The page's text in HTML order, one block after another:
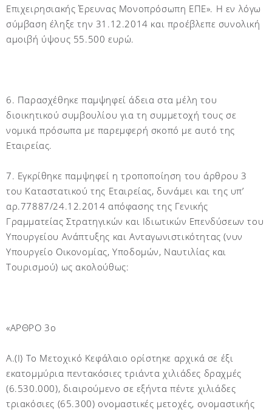
Επιχειρησιακής Έρευνας Μονοπρόσωπη ΕΠΕ». Η εν λόγω
σύμβαση έληξε την 31.12.2014 και προέβλεπε συνολική
αμοιβή ύψους 55.500 ευρώ.
6. Παρασχέθηκε παμψηφεί άδεια στα μέλη του
διοικητικού συμβουλίου για τη συμμετοχή τους σε
νομικά πρόσωπα με παρεμφερή σκοπό με αυτό της
Εταιρείας.
7. Εγκρίθηκε παμψηφεί η τροποποίηση του άρθρου 3
του Καταστατικού της Εταιρείας, δυνάμει και της υπ’
αρ.77887/24.12.2014 απόφασης της Γενικής
Γραμματείας Στρατηγικών και Ιδιωτικών Επενδύσεων του
Υπουργείου Ανάπτυξης και Ανταγωνιστικότητας (νυν
Υπουργείο Οικονομίας, Υποδομών, Ναυτιλίας και
Τουρισμού) ως ακολούθως:
«ΑΡΘΡΟ 3ο
Α.(I) Το Μετοχικό Κεφάλαιο ορίστηκε αρχικά σε έξι
εκατομμύρια πεντακόσιες τριάντα χιλιάδες δραχμές
(6.530.000), διαιρούμενο σε εξήντα πέντε χιλιάδες
τριακόσιες (65.300) ονομαστικές μετοχές, ονομαστικής